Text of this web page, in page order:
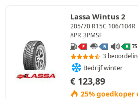
Lassa Wintus 2
205/70 R15C 106/104R
8PR 3PMSF
E B B
3
Bedrijf winter
€ 123,89
25% goedkoper